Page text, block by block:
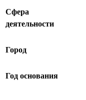
Сфера
деятельности
Город
Год основания